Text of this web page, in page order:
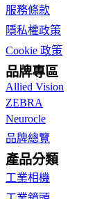
服務條款
隱私權政策
Cookie 政策
品牌專區
Allied Vision
ZEBRA
Neurocle
品牌總覽
產品分類
工業相機